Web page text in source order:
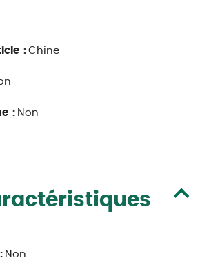
: Chine
: Non
Non